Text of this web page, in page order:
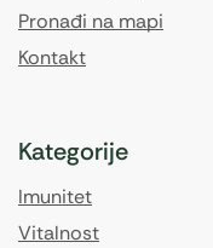
Pronađi na mapi
Kontakt
Kategorije
Imunitet
Vitalnost